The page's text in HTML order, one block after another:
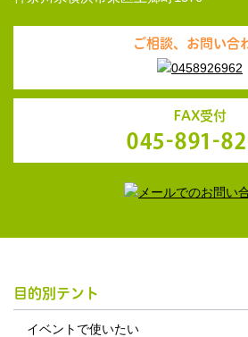
ご相談、お問い合
FAX受付
目的別テント
イベントで使いたい